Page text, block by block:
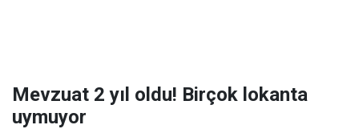
Mevzuat 2 yıl oldu! Birçok lokanta
uymuyor